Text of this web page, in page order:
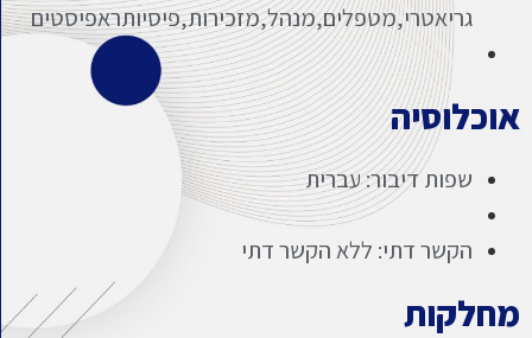
גריאטרי,מטפלים,מנהל,מזכירות,פיסיותראפיסטים
אוכלוסיה
שפות דיבור: עברית
הקשר דתי: ללא הקשר דתי
מחלקות